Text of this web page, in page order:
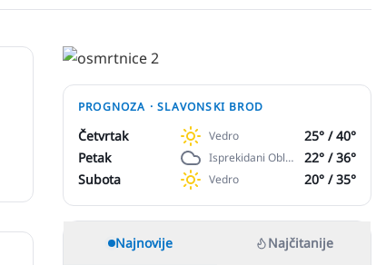
PROGNOZA ·SLAVONSKI BROD
Četvrtak Vedro 25° /40°
Petak
Isprekidani Oblaci 22° /36°
Subota
Vedro 20° /35°
Najnovije Najčitanije